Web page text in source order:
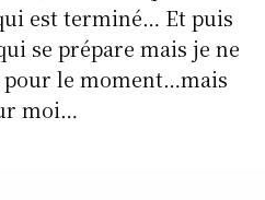
est terminé… Et puis
se prépare mais je ne
pour le moment…mais
moi…